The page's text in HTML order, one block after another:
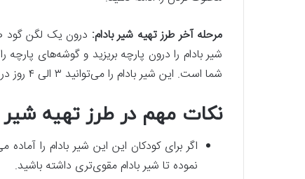
مرحله آخر طرز تهیه شیر بادام: درون یک لگن گود
شیر بادام را درون پارچه بریزید و گوشه‌های
شما است. این شیر بادام را می‌توانید ۳ الی ۴ روز در ظرف دربسته درون یخچال نگه دارید.
نکات مهم در طرز تهیه شیر
اگر برای کودکان این این شیر بادام را
نموده تا شیر بادام مقوی‌تری داشته باشید.